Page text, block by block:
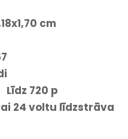
cm
720 p
24 voltu līdzstrāva